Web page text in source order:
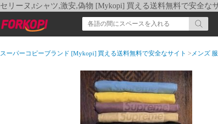
セリーヌ,tシャツ,激安,偽物 [Mykopi] 買える送料無料で安全な
スーパーコピーブランド [Mykopi] 買える送料無料で安全なサイト >メンズ 服